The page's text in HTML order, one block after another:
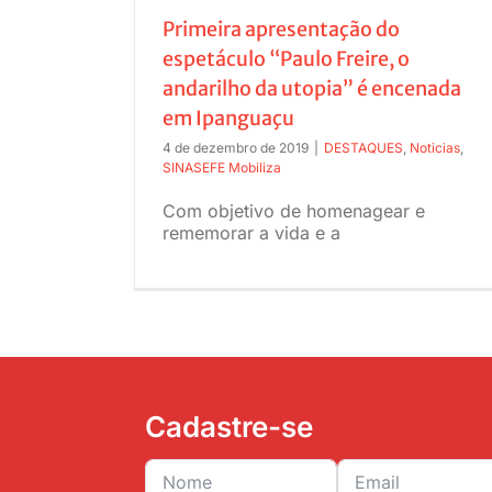
Primeira apresentação do
espetáculo “Paulo Freire, o
andarilho da utopia” é encenada
em Ipanguaçu
4 de dezembro de 2019 DESTAQUES Noticias
SINASEFE Mobiliza
Com objetivo de homenagear e
rememorar a vida e a
Cadastre-se